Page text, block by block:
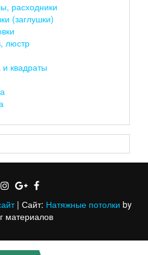
расходники
(заглушки)
люстр
и квадраты
| Сайт: Натяжные потолки by
материалов